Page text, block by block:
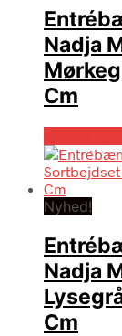
Nadja
Cm
Nyhed!
Nadja
Cm